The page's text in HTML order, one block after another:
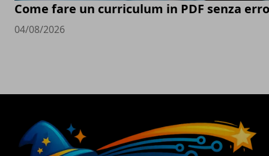
Come fare un curriculum in PDF senza
04/08/2026